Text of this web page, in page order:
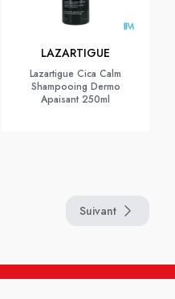
LAZARTIGUE
Lazartigue Cica Calm
Shampooing Dermo
Apaisant 250ml
Suivant